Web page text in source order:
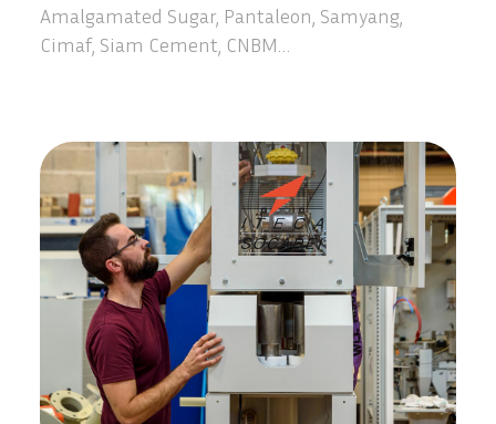
Amalgamated Sugar, Pantaleon, Samyang,
Cimaf, Siam Cement, CNBM…